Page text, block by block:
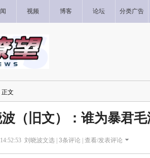
视频 博客 论坛 分类广告
正文
（旧文）：谁为暴君
刘晓波文选 | 3条评论 | 查看/发表评论